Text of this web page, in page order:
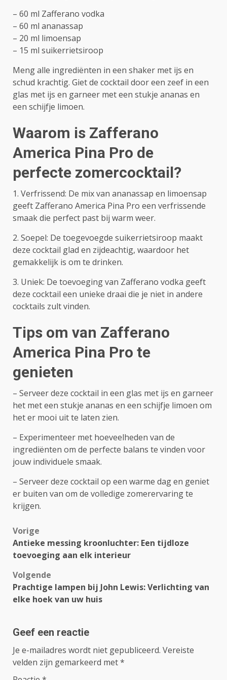
– 60 ml Zafferano vodka
– 60 ml ananassap
– 20 ml limoensap
– 15 ml suikerrietsiroop
Meng alle ingrediënten in een shaker met ijs en
schud krachtig. Giet de cocktail door een zeef in een
glas met ijs en garneer met een stukje ananas en
een schijfje limoen.
Waarom is Zafferano
America Pina Pro de
perfecte zomercocktail?
1. Verfrissend: De mix van ananassap en limoensap
geeft Zafferano America Pina Pro een verfrissende
smaak die perfect past bij warm weer.
2. Soepel: De toegevoegde suikerrietsiroop maakt
deze cocktail glad en zijdeachtig, waardoor het
gemakkelijk is om te drinken.
3. Uniek: De toevoeging van Zafferano vodka geeft
deze cocktail een unieke draai die je niet in andere
cocktails zult vinden.
Tips om van Zafferano
America Pina Pro te
genieten
– Serveer deze cocktail in een glas met ijs en garneer
het met een stukje ananas en een schijfje limoen om
het er mooi uit te laten zien.
– Experimenteer met hoeveelheden van de
ingrediënten om de perfecte balans te vinden voor
jouw individuele smaak.
– Serveer deze cocktail op een warme dag en geniet
er buiten van om de volledige zomerervaring te
krijgen.
Bericht
navigatie
Vorige
Antieke messing kroonluchter: Een tijdloze
toevoeging aan elk interieur
Volgende
Prachtige lampen bij John Lewis: Verlichting van
elke hoek van uw huis
Geef een reactie
Je e-mailadres wordt niet gepubliceerd. Vereiste
velden zijn gemarkeerd met*